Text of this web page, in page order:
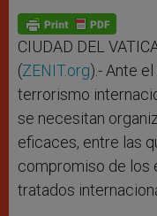
p
p
g
e
r
o
k
CIUDAD DEL
(ZENIT.org).- Ante
terrorismo
se necesitan
eficaces, entre las
compromiso de los
tratados